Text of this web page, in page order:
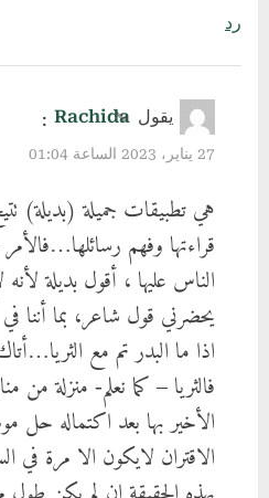
رد
يقول Rachida
:
27 يناير، 2023 الساعة 01:04
هي تطبيقات جميلة (بديلة)
قراءتها وفهم
الناس عليها ، أقول بديلة
يحضرني قول شاعر، بما أننا
اذا ما البدر تم مع
فالثريا – كما نعلم- منزلة من
الأخير بها بعد اكتماله حل
الاقتران لايكون الا مرة في
بهذه الحقيقة إن لم يكن طول